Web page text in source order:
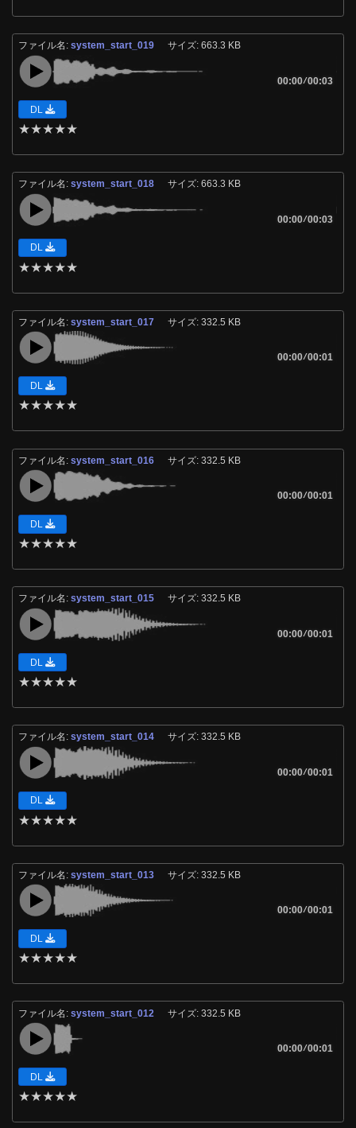
ファイル名:system_start_019 サイズ: 663.3 KB
00:00/00:03
DL
★★★★★
ファイル名:system_start_018 サイズ: 663.3 KB
00:00/00:03
DL
★★★★★
ファイル名:system_start_017 サイズ: 332.5 KB
00:00/00:01
DL
★★★★★
ファイル名:system_start_016 サイズ: 332.5 KB
00:00/00:01
DL
★★★★★
ファイル名:system_start_015 サイズ: 332.5 KB
00:00/00:01
DL
★★★★★
ファイル名:system_start_014 サイズ: 332.5 KB
00:00/00:01
DL
★★★★★
ファイル名:system_start_013 サイズ: 332.5 KB
00:00/00:01
DL
★★★★★
ファイル名:system_start_012 サイズ: 332.5 KB
00:00/00:01
DL
★★★★★